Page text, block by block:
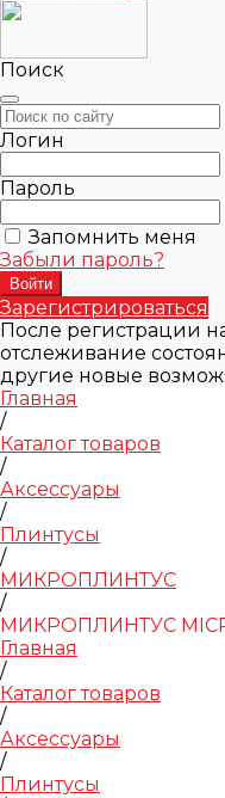
Поиск
Логин
Пароль
Запомнить меня
Забыли пароль?
Зарегистрироваться
После регистрации
отслеживание
другие новые
Главная
/
Каталог товаров
/
Аксессуары
/
Плинтусы
/
МИКРОПЛИНТУС
/
МИКРОПЛИНТУС
Главная
/
Каталог товаров
/
Аксессуары
/
Плинтусы